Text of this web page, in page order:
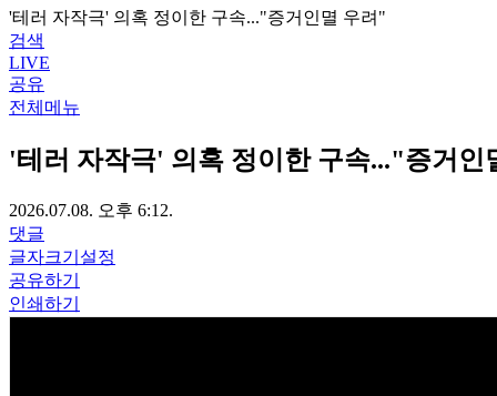
'테러 자작극' 의혹 정이한 구속..."증거인멸 우려"
검색
LIVE
공유
전체메뉴
'테러 자작극' 의혹 정이한 구속..."증거인
2026.07.08. 오후 6:12.
댓글
글자크기설정
공유하기
인쇄하기